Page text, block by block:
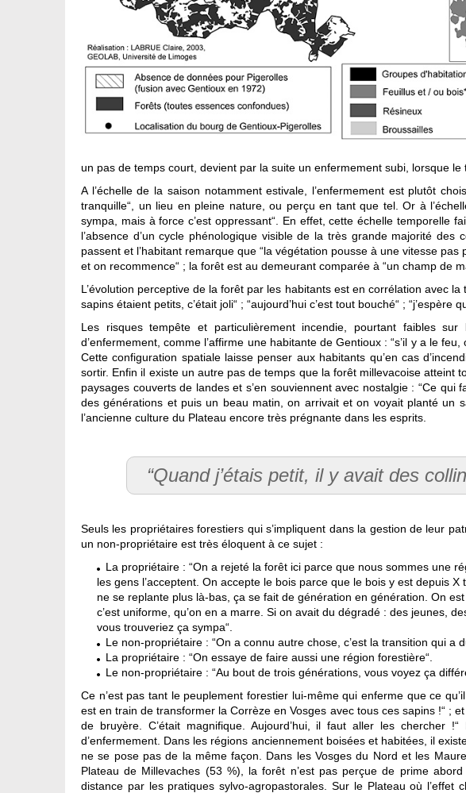
un pas de temps court, devient par la suite un enfermement subi, lorsque
A l’échelle de la saison notamment estivale, l’enfermement est plutôt
tranquille“, un lieu en pleine nature, ou perçu en tant que tel. Or à
sympa, mais à force c’est oppressant“. En effet, cette échelle temporelle
l’absence d’un cycle phénologique visible de la très grande majorité
passent et l’habitant remarque que “la végétation pousse à une vitesse
et on recommence“ ; la forêt est au demeurant comparée à “un champ de
L’évolution perceptive de la forêt par les habitants est en corrélation avec
sapins étaient petits, c’était joli“ ; “aujourd’hui c’est tout bouché“ ; “j’espère
Les risques tempête et particulièrement incendie, pourtant faibles
d’enfermement, comme l’affirme une habitante de Gentioux : “s’il y a le
Cette configuration spatiale laisse penser aux habitants qu’en cas
sortir. Enfin il existe un autre pas de temps que la forêt millevacoise atteint
paysages couverts de landes et s’en souviennent avec nostalgie : “Ce
des générations et puis un beau matin, on arrivait et on voyait planté un
l’ancienne culture du Plateau encore très prégnante dans les esprits.
“Quand j’étais petit, il y avait des
Seuls les propriétaires forestiers qui s’impliquent dans la gestion de leur
un non-propriétaire est très éloquent à ce sujet :
La propriétaire : “On a rejeté la forêt ici parce que nous sommes une
les gens l’acceptent. On accepte le bois parce que le bois y est depuis
ne se replante plus là-bas, ça se fait de génération en génération. On
c’est uniforme, qu’on en a marre. Si on avait du dégradé : des jeunes,
vous trouveriez ça sympa“.
Le non-propriétaire : “On a connu autre chose, c’est la transition qui a
La propriétaire : “On essaye de faire aussi une région forestière“.
Le non-propriétaire : “Au bout de trois générations, vous voyez ça
Ce n’est pas tant le peuplement forestier lui-même qui enferme que ce
est en train de transformer la Corrèze en Vosges avec tous ces sapins !“ ;
de bruyère. C’était magnifique. Aujourd’hui, il faut aller les chercher
d’enfermement. Dans les régions anciennement boisées et habitées, il
ne se pose pas de la même façon. Dans les Vosges du Nord et les
Plateau de Millevaches (53 %), la forêt n’est pas perçue de prime
distance par les pratiques sylvo-agropastorales. Sur le Plateau où